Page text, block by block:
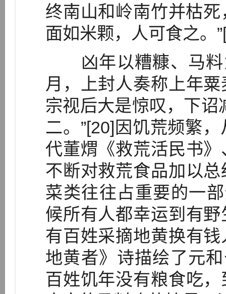
终南山和岭南竹并枯死
面如米颗，人可食之。
凶年以糟糠、马料
月，上封人奏称上年
宗视后大是惊叹，下诏
二。”[20]因饥荒频繁
代董煟《救荒活民书
不断对救荒食品加以
菜类往往占重要的一
候所有人都幸运到有
有百姓采摘地黄换有
地黄者》诗描绘了元
百姓饥年没有粮食吃